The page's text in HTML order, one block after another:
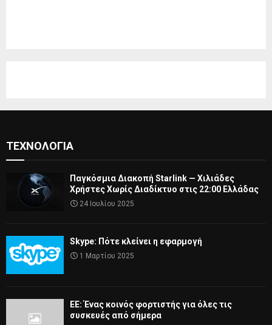
ΤΕΧΝΟΛΟΓΊΑ
Παγκόσμια Διακοπή Starlink — Χιλιάδες
Χρήστες Χωρίς Διαδίκτυο στις 22:00 Ελλάδας
24 Ιουλίου 2025
Skype: Πότε κλείνει η εφαρμογή
1 Μαρτίου 2025
ΕΕ: Ένας κοινός φορτιστής για όλες τις
συσκευές από σήμερα